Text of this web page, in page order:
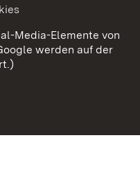
Media-Elemente von
werden auf der